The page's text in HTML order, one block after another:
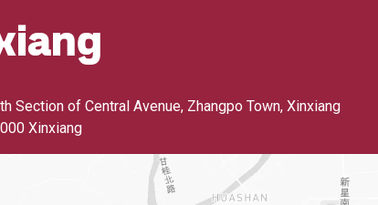
Section of Central Avenue, Zhangpo Town, Xinxiang
Xinxiang